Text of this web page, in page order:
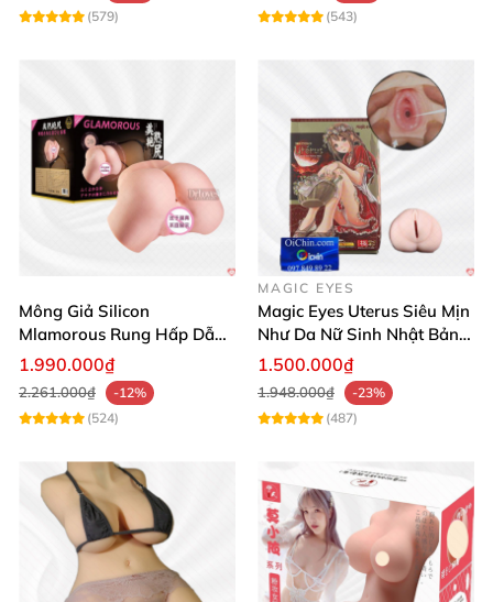
(579)
(543)
Mông Giả Silicon
Mlamorous Rung Hấp Dẫn
Tăng Khoái Cảm Mạnh
1.990.000₫
2.261.000₫
-12%
(524)
MAGIC EYES
Magic Eyes Uterus Siêu Mịn
Như Da Nữ Sinh Nhật Bản
Mềm Mại
1.500.000₫
1.948.000₫
-23%
(487)